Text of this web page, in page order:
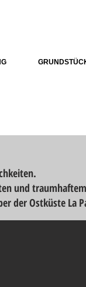
und
der Ostküste La